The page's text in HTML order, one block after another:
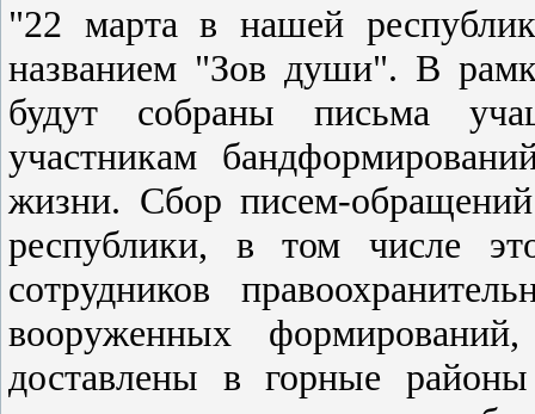
"22 марта в нашей
названием "Зов души". В
будут собраны письма
участникам
жизни. Сбор писем-
республики, в том числе
сотрудников
вооруженных
доставлены в горные